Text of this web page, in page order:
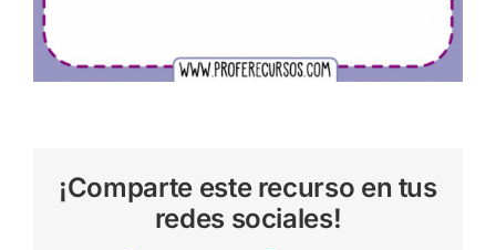
¡Comparte este recurso en tus
redes sociales!